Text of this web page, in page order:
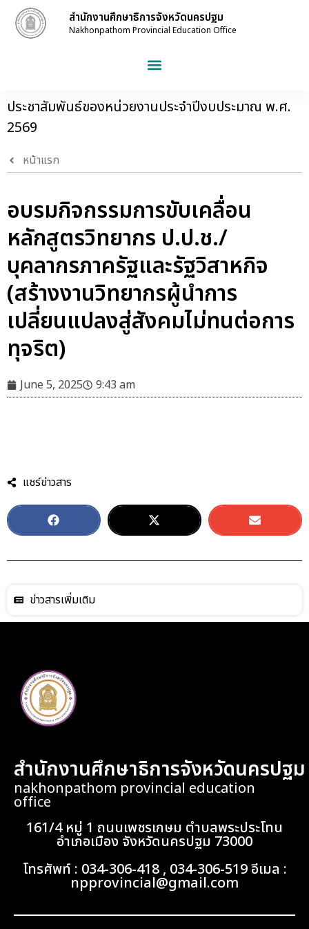
สำนักงานศึกษาธิการจังหวัดนครปฐม
Nakhonpathom Provincial Education Office
ประชาสัมพันธ์ของหน่วยงานประจำปีงบประมาณ พ.ศ.
2569
หน้าแรก
อบรมกิจกรรมการขับเคลื่อน
หลักสูตรวิทยากร ป.ป.ช./
บุคลากรภาครัฐและรัฐวิสาหกิจ
(สร้างงานวิทยากรผู้นำการ
เปลี่ยนแปลงสู่สังคมไม่ทนต่อการ
ทุจริต)
June 5, 2025 9:43 am
แชร์ข่าวสาร
ข่าวสารเพิ่มเติม
สำนักงานศึกษาธิการจังหวัดนครปฐม
nakhonpathom provincial education
office
161/4 หมู่ 1 ถนนเพชรเกษม ตำบลพระประโทน
อำเภอเมือง จังหวัดนครปฐม 73000
โทรศัพท์ : 034-306-418 , 034-306-519 อีเมล :
npprovincial@gmail.com